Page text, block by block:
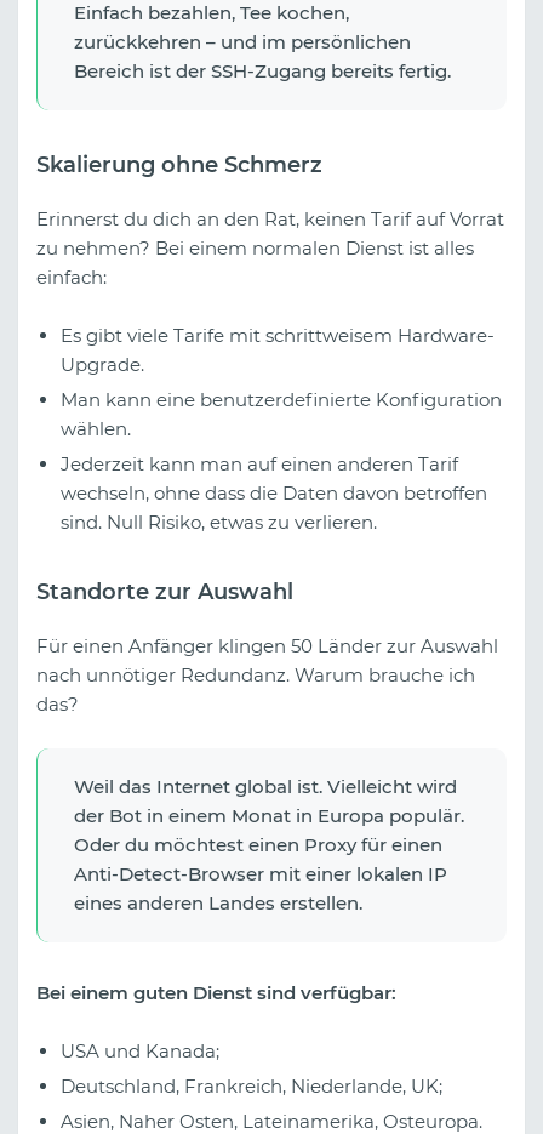
Einfach bezahlen, Tee kochen,
zurückkehren – und im persönlichen
Bereich ist der SSH-Zugang bereits fertig.
Skalierung ohne Schmerz
Erinnerst du dich an den Rat, keinen Tarif auf Vorrat
zu nehmen? Bei einem normalen Dienst ist alles
einfach:
Es gibt viele Tarife mit schrittweisem Hardware-
Upgrade.
Man kann eine benutzerdefinierte Konfiguration
wählen.
Jederzeit kann man auf einen anderen Tarif
wechseln, ohne dass die Daten davon betroffen
sind. Null Risiko, etwas zu verlieren.
Standorte zur Auswahl
Für einen Anfänger klingen 50 Länder zur Auswahl
nach unnötiger Redundanz. Warum brauche ich
das?
Weil das Internet global ist. Vielleicht wird
der Bot in einem Monat in Europa populär.
Oder du möchtest einen Proxy für einen
Anti-Detect-Browser mit einer lokalen IP
eines anderen Landes erstellen.
Bei einem guten Dienst sind verfügbar:
USA und Kanada;
Deutschland, Frankreich, Niederlande, UK;
Asien, Naher Osten, Lateinamerika, Osteuropa.